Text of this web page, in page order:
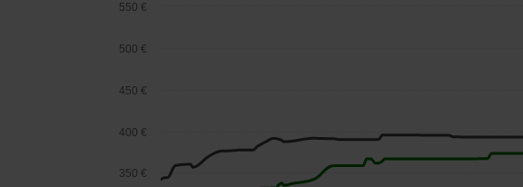
350 €
400 €
450 €
500 €
550 €